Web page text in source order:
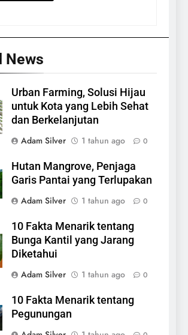
News
Urban Farming, Solusi Hijau
untuk Kota yang Lebih Sehat
dan Berkelanjutan
Adam Silver
1 tahun ago 0
Hutan Mangrove, Penjaga
Garis Pantai yang Terlupakan
Adam Silver
1 tahun ago 0
10 Fakta Menarik tentang
Bunga Kantil yang Jarang
Diketahui
Adam Silver
1 tahun ago 0
10 Fakta Menarik tentang
Pegunungan